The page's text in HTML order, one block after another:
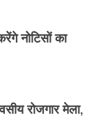
नोटिसों का
रोजगार मेला,